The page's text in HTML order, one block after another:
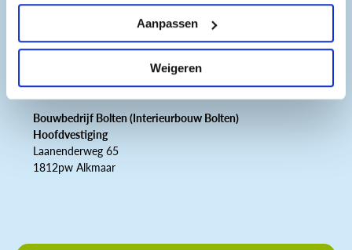
Aanpassen
Weigeren
Tel: 0725400544
https://bolten.net
Bouwbedrijf Bolten (Interieurbouw Bolten)
Hoofdvestiging
Laanenderweg 65
1812pw Alkmaar